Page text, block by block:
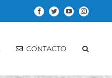
FacebookTwitterYouTubeInstagram
CONTACTO